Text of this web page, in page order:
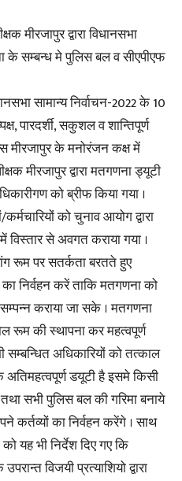
मीरजापुर द्वारा विधानसभा
के सम्बन्ध मे पुलिस बल व सीएपीएफ
सामान्य निर्वाचन-2022 के 10
पारदर्शी, सकुशल व शान्तिपूर्ण
मीरजापुर के मनोरंजन कक्ष में
मीरजापुर द्वारा मतगणना ड्यूटी
को ब्रीफ किया गया ।
को चुनाव आयोग द्वारा
विस्तार से अवगत कराया गया ।
रूम पर सतर्कता बरतते हुए
निर्वहन करें ताकि मतगणना को
सम्पन्न कराया जा सके । मतगणना
रूम की स्थापना कर महत्वपूर्ण
अधिकारियों को तत्काल
डयूटी है इसमे किसी
सभी पुलिस बल की गरिमा बनाये
कर्तव्यों का निर्वहन करेंगे । साथ
यह भी निर्देश दिए गए कि
विजयी प्रत्याशियो द्वारा